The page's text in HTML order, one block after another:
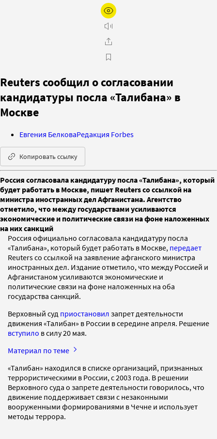
Reuters сообщил о согласовании
кандидатуры посла «Талибана» в
Москве
Евгения БелковаРедакция Forbes
Копировать ссылку
Россия согласовала кандидатуру посла «Талибана», который
будет работать в Москве, пишет Reuters со ссылкой на
министра иностранных дел Афганистана. Агентство
отметило, что между государствами усиливаются
экономические и политические связи на фоне наложенных
на них санкций
Россия официально согласовала кандидатуру посла
«Талибана», который будет работать в Москве, передает
Reuters со ссылкой на заявление афганского министра
иностранных дел. Издание отметило, что между Россией и
Афганистаном усиливаются экономические и
политические связи на фоне наложенных на оба
государства санкций.
Верховный суд приостановил запрет деятельности
движения «Талибан» в России в середине апреля. Решение
вступило в силу 20 мая.
Материал по теме
«Талибан» находился в списке организаций, признанных
террористическими в России, с 2003 года. В решении
Верховного суда о запрете деятельности говорилось, что
движение поддерживает связи с незаконными
вооруженными формированиями в Чечне и использует
методы террора.